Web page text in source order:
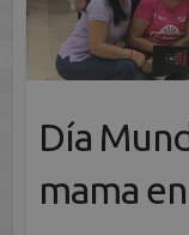
Día
mama